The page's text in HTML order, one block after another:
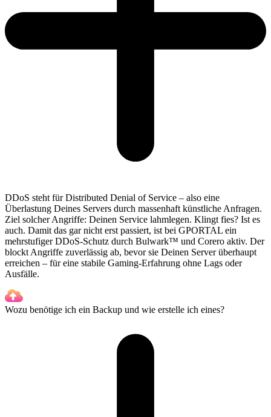
DDoS steht für Distributed Denial of Service – also eine
Überlastung Deines Servers durch massenhaft künstliche Anfragen.
Ziel solcher Angriffe: Deinen Service lahmlegen. Klingt fies? Ist es
auch. Damit das gar nicht erst passiert, ist bei GPORTAL ein
mehrstufiger DDoS-Schutz durch Bulwark™ und Corero aktiv. Der
blockt Angriffe zuverlässig ab, bevor sie Deinen Server überhaupt
erreichen – für eine stabile Gaming-Erfahrung ohne Lags oder
Ausfälle.
Wozu benötige ich ein Backup und wie erstelle ich eines?